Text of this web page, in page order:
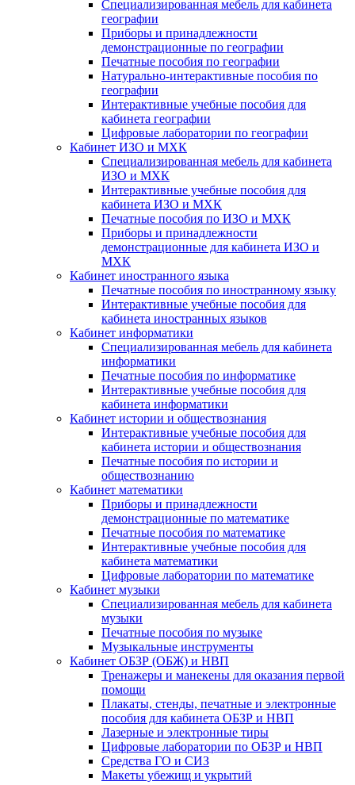
Специализированная мебель для кабинета
географии
Приборы и принадлежности
демонстрационные по географии
Печатные пособия по географии
Натурально-интерактивные пособия по
географии
Интерактивные учебные пособия для
кабинета географии
Цифровые лаборатории по географии
Кабинет ИЗО и МХК
Специализированная мебель для кабинета
ИЗО и МХК
Интерактивные учебные пособия для
кабинета ИЗО и МХК
Печатные пособия по ИЗО и МХК
Приборы и принадлежности
демонстрационные для кабинета ИЗО и
МХК
Кабинет иностранного языка
Печатные пособия по иностранному языку
Интерактивные учебные пособия для
кабинета иностранных языков
Кабинет информатики
Специализированная мебель для кабинета
информатики
Печатные пособия по информатике
Интерактивные учебные пособия для
кабинета информатики
Кабинет истории и обществознания
Интерактивные учебные пособия для
кабинета истории и обществознания
Печатные пособия по истории и
обществознанию
Кабинет математики
Приборы и принадлежности
демонстрационные по математике
Печатные пособия по математике
Интерактивные учебные пособия для
кабинета математики
Цифровые лаборатории по математике
Кабинет музыки
Специализированная мебель для кабинета
музыки
Печатные пособия по музыке
Музыкальные инструменты
Кабинет ОБЗР (ОБЖ) и НВП
Тренажеры и манекены для оказания первой
помощи
Плакаты, стенды, печатные и электронные
пособия для кабинета ОБЗР и НВП
Лазерные и электронные тиры
Цифровые лаборатории по ОБЗР и НВП
Средства ГО и СИЗ
Макеты убежищ и укрытий